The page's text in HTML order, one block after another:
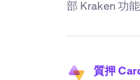
部 Kraken 功
質押